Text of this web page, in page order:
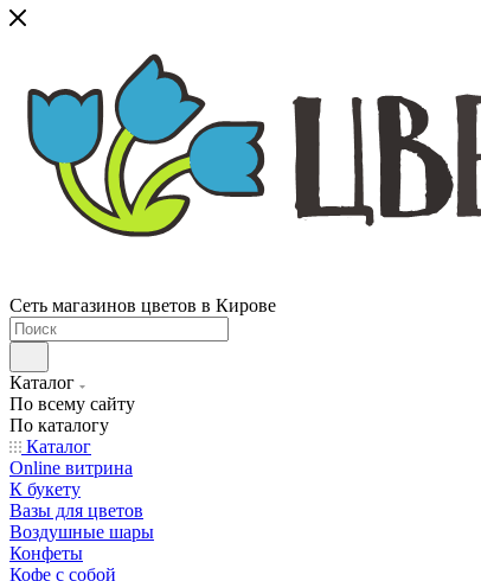
Сеть магазинов цветов в Кирове
Каталог
По всему сайту
По каталогу
Каталог
Online витрина
К букету
Вазы для цветов
Воздушные шары
Конфеты
Кофе с собой